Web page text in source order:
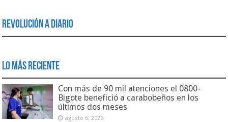
Revolución a Diario
Lo Más Reciente
Con más de 90 mil atenciones el 0800-
Bigote benefició a carabobeños en los
últimos dos meses
agosto 6, 2026